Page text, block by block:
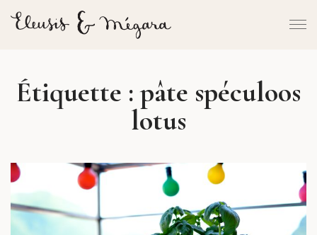
Étiquette :pâte spéculoos
lotus